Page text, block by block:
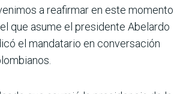
a reafirmar en este momento
que asume el presidente Abelardo
el mandatario en conversación